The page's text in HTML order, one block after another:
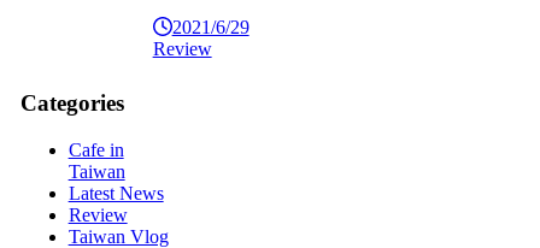
2021/6/29
Review
Categories
Cafe in
Taiwan
Latest News
Review
Taiwan Vlog